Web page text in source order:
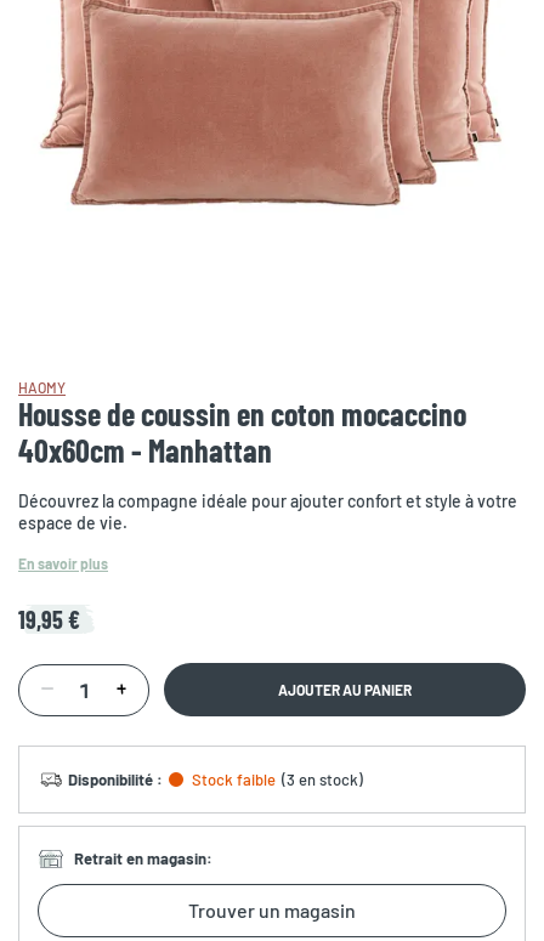
Zoomer sur l'image
HAOMY
Housse de coussin en coton mocaccino
40x60cm - Manhattan
Découvrez la compagne idéale pour ajouter confort et style à votre
espace de vie.
En savoir plus
19,95 €
AJOUTER AU PANIER
Disponibilité : Stock faible (3 en stock)
Retrait en magasin:
Trouver un magasin